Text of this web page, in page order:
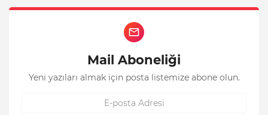
Mail Aboneliği
Yeni yazıları almak için posta listemize abone olun.